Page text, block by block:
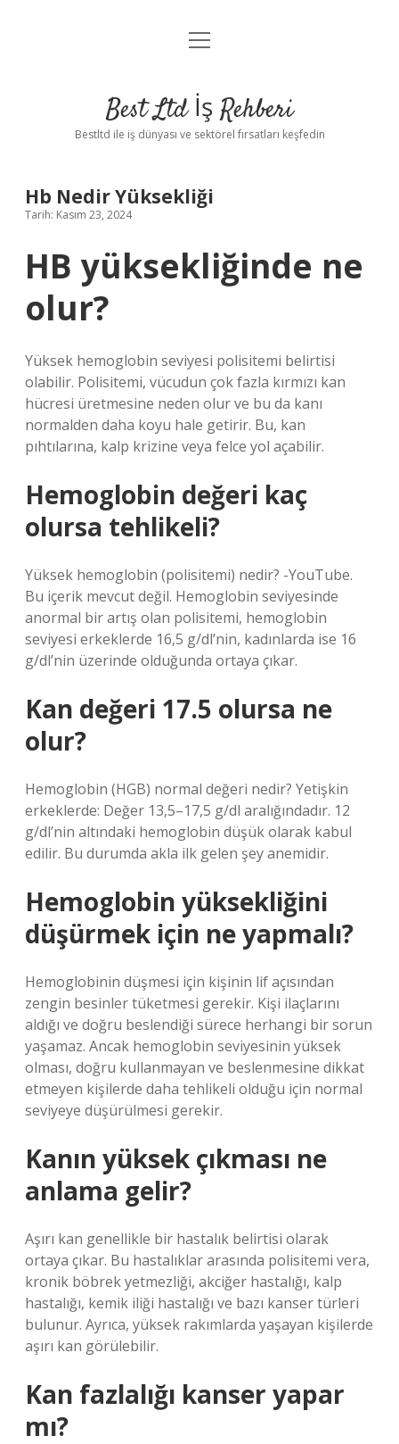
Anasayfa
Yasal Uyarı
menüyü
Best Ltd İş Rehberi
Bestltd ile iş dünyası ve sektörel fırsatları keşfedin
Hb Nedir Yüksekliği
Tarih: Kasım 23, 2024
HB yüksekliğinde ne
olur?
Yüksek hemoglobin seviyesi polisitemi belirtisi
olabilir. Polisitemi, vücudun çok fazla kırmızı kan
hücresi üretmesine neden olur ve bu da kanı
normalden daha koyu hale getirir. Bu, kan
pıhtılarına, kalp krizine veya felce yol açabilir.
Hemoglobin değeri kaç
olursa tehlikeli?
Yüksek hemoglobin (polisitemi) nedir? -YouTube.
Bu içerik mevcut değil. Hemoglobin seviyesinde
anormal bir artış olan polisitemi, hemoglobin
seviyesi erkeklerde 16,5 g/dl’nin, kadınlarda ise 16
g/dl’nin üzerinde olduğunda ortaya çıkar.
Kan değeri 17.5 olursa ne
olur?
Hemoglobin (HGB) normal değeri nedir? Yetişkin
erkeklerde: Değer 13,5–17,5 g/dl aralığındadır. 12
g/dl’nin altındaki hemoglobin düşük olarak kabul
edilir. Bu durumda akla ilk gelen şey anemidir.
Hemoglobin yüksekliğini
düşürmek için ne yapmalı?
Hemoglobinin düşmesi için kişinin lif açısından
zengin besinler tüketmesi gerekir. Kişi ilaçlarını
aldığı ve doğru beslendiği sürece herhangi bir sorun
yaşamaz. Ancak hemoglobin seviyesinin yüksek
olması, doğru kullanmayan ve beslenmesine dikkat
etmeyen kişilerde daha tehlikeli olduğu için normal
seviyeye düşürülmesi gerekir.
Kanın yüksek çıkması ne
anlama gelir?
Aşırı kan genellikle bir hastalık belirtisi olarak
ortaya çıkar. Bu hastalıklar arasında polisitemi vera,
kronik böbrek yetmezliği, akciğer hastalığı, kalp
hastalığı, kemik iliği hastalığı ve bazı kanser türleri
bulunur. Ayrıca, yüksek rakımlarda yaşayan kişilerde
aşırı kan görülebilir.
Kan fazlalığı kanser yapar
mı?